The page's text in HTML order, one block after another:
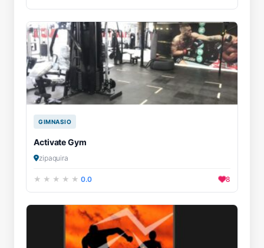
GIMNASIO
Activate Gym
zipaquira
0.0 8